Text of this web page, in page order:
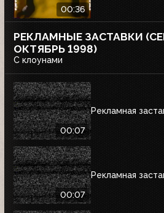
00:36
РЕКЛАМНЫЕ ЗАСТАВКИ
ОКТЯБРЬ 1998)
С клоунами
00:07
Рекламная
00:07
Рекламная